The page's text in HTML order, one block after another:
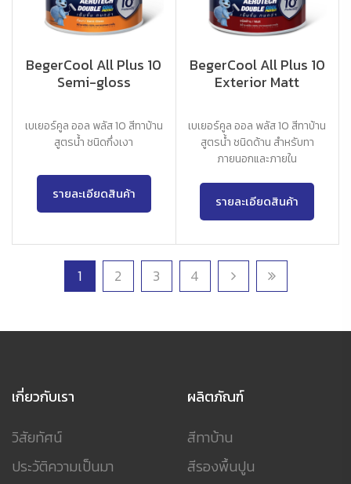
BegerCool All Plus 10
Semi-gloss
เบเยอร์คูล ออล พลัส 10 สีทาบ้าน
สูตรน้ำ ชนิดกึ่งเงา
รายละเอียดสินค้า
BegerCool All Plus 10
Exterior Matt
เบเยอร์คูล ออล พลัส 10 สีทาบ้าน
สูตรน้ำ ชนิดด้าน สำหรับทา
ภายนอกและภายใน
รายละเอียดสินค้า
1 2 3 4
เกี่ยวกับเรา
วิสัยทัศน์
ประวัติความเป็นมา
ผลิตภัณฑ์
สีทาบ้าน
สีรองพื้นปูน